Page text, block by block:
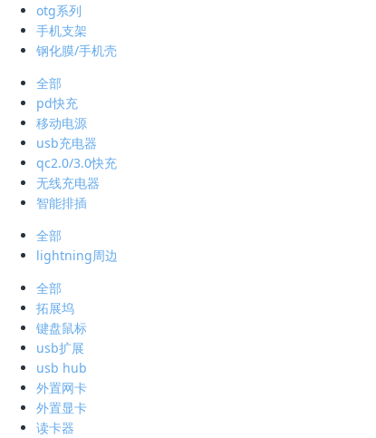
otg系列
手机支架
钢化膜/手机壳
全部
pd快充
移动电源
usb充电器
qc2.0/3.0快充
无线充电器
智能排插
全部
lightning周边
全部
拓展坞
键盘鼠标
usb扩展
usb hub
外置网卡
外置显卡
读卡器